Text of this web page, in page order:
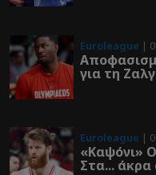
Euroleague |
για τη
Euroleague |
«Καψόνι»
Στα... άκρα